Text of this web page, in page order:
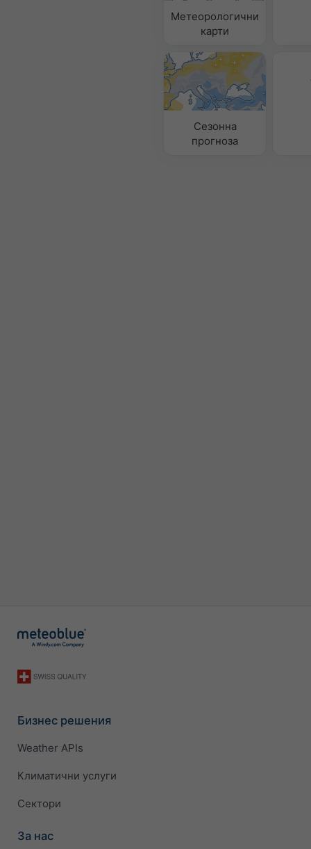
Метеорологични
карти
Сезонна
прогноза
Бизнес решения
Weather APIs
Климатични услуги
Сектори
За нас